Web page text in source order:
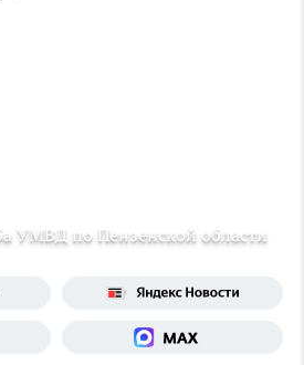
УМВД по Пензенской области